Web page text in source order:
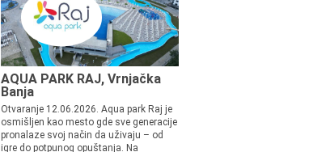
AQUA PARK RAJ, Vrnjačka
Banja
Otvaranje 12.06.2026. Aqua park Raj je
osmišljen kao mesto gde sve generacije
pronalaze svoj način da uživaju – od
igre do potpunog opuštanja. Na